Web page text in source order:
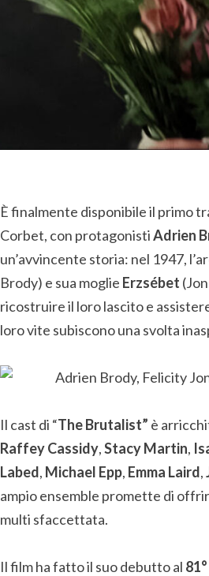
È finalmente disponibile il primo
Corbet, con protagonistiAdrien
un’avvincente storia: nel 1947,
Brody) e sua moglie Erzsébet
ricostruire il loro lascito e
loro vite subiscono una svolta
Il cast di “The Brutalist” è
Raffey Cassidy,Stacy Martin,
Labed, Michael Epp, Emma Laird,
ampio ensemble promette di
multi sfaccettata.
Il film ha fatto il suo debutto al